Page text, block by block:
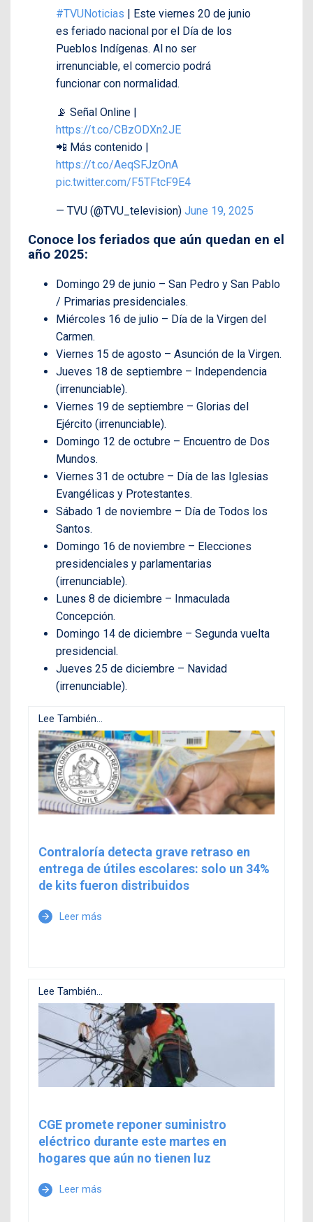
#TVUNoticias | Este viernes 20 de junio
es feriado nacional por el Día de los
Pueblos Indígenas. Al no ser
irrenunciable, el comercio podrá
funcionar con normalidad.
📡 Señal Online |
https://t.co/CBzODXn2JE
📲 Más contenido |
https://t.co/AeqSFJzOnA
pic.twitter.com/F5TFtcF9E4
— TVU (@TVU_television) June 19, 2025
Conoce los feriados que aún quedan en el
año 2025:
Domingo 29 de junio – San Pedro y San Pablo
/ Primarias presidenciales.
Miércoles 16 de julio – Día de la Virgen del
Carmen.
Viernes 15 de agosto – Asunción de la Virgen.
Jueves 18 de septiembre – Independencia
(irrenunciable).
Viernes 19 de septiembre – Glorias del
Ejército (irrenunciable).
Domingo 12 de octubre – Encuentro de Dos
Mundos.
Viernes 31 de octubre – Día de las Iglesias
Evangélicas y Protestantes.
Sábado 1 de noviembre – Día de Todos los
Santos.
Domingo 16 de noviembre – Elecciones
presidenciales y parlamentarias
(irrenunciable).
Lunes 8 de diciembre – Inmaculada
Concepción.
Domingo 14 de diciembre – Segunda vuelta
presidencial.
Jueves 25 de diciembre – Navidad
(irrenunciable).
Lee También...
Contraloría detecta grave retraso en
entrega de útiles escolares: solo un 34%
de kits fueron distribuidos
arrow_forward Leer más
Lee También...
CGE promete reponer suministro
eléctrico durante este martes en
hogares que aún no tienen luz
arrow_forward Leer más